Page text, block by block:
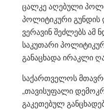
ცალკე აღებული
პოლიტიკური გუნდის
ვერავინ შეძლებს ამ
საკუთარი
განაცხადა ირაკლი
საქართველოს
„თავისუფალი
გაკეთებულ